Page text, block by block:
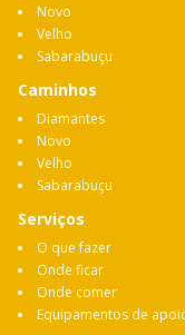
Novo
Velho
Sabarabuçu
Caminhos
Diamantes
Novo
Velho
Sabarabuçu
Serviços
O que fazer
Onde ficar
Onde comer
Equipamentos de